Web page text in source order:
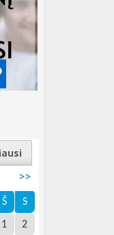
>>
Š S
1 2